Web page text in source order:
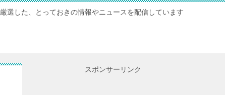
厳選した、とっておきの情報やニュースを配信しています
スポンサーリンク